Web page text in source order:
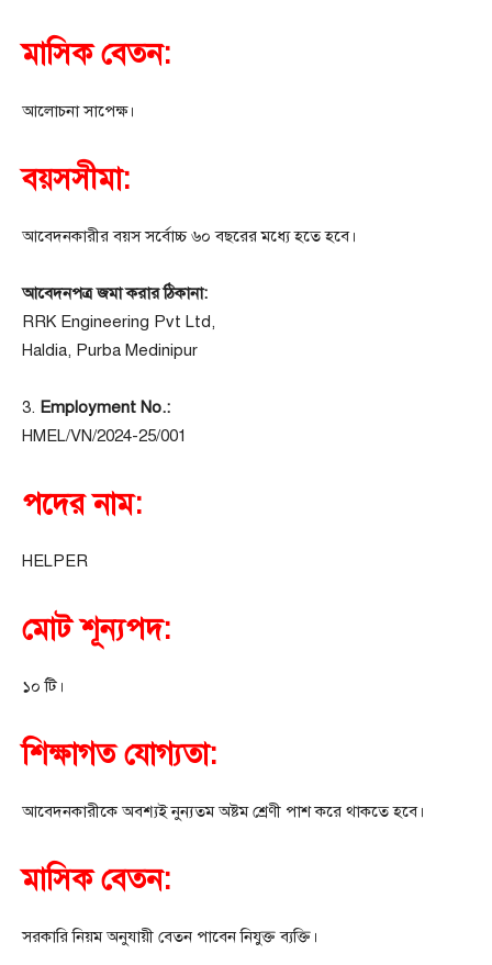
মাসিক বেতন:
আলোচনা সাপেক্ষ।
বয়সসীমা:
আবেদনকারীর বয়স সর্বোচ্চ ৬০ বছরের মধ্যে হতে হবে।
আবেদনপত্র জমা করার ঠিকানা:
RRK Engineering Pvt Ltd,
Haldia, Purba Medinipur
3. Employment No.:
HMEL/VN/2024-25/001
পদের নাম:
HELPER
মোট শূন্যপদ:
১০ টি।
শিক্ষাগত যোগ্যতা:
আবেদনকারীকে অবশ্যই নুন্যতম অষ্টম শ্রেণী পাশ করে থাকতে হবে।
মাসিক বেতন:
সরকারি নিয়ম অনুযায়ী বেতন পাবেন নিযুক্ত ব্যক্তি।